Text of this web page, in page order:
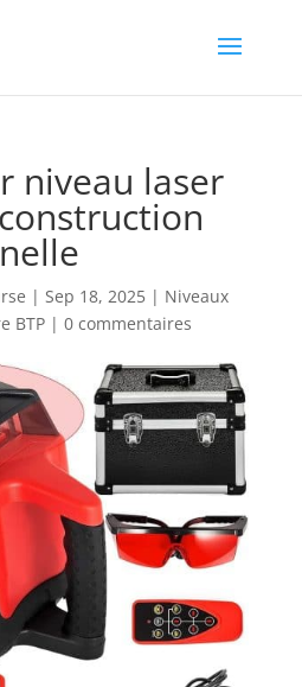
niveau laser
| Sep 18, 2025| Niveaux
BTP| 0 commentaires